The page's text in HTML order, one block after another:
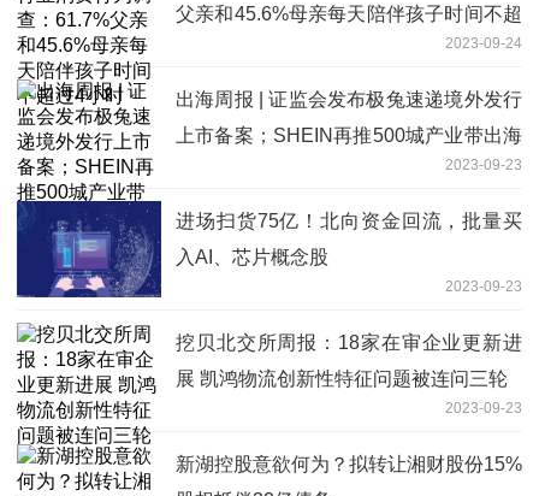
父亲和45.6%母亲每天陪伴孩子时间不超
2023-09-24
出海周报 | 证监会发布极兔速递境外发行
上市备案；SHEIN再推500城产业带出海
2023-09-23
进场扫货75亿！北向资金回流，批量买
入AI、芯片概念股
2023-09-23
挖贝北交所周报：18家在审企业更新进
展 凯鸿物流创新性特征问题被连问三轮
2023-09-23
新湖控股意欲何为？拟转让湘财股份15%